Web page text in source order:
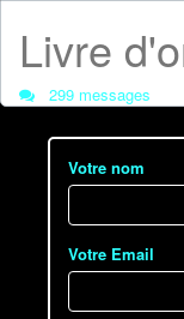
Livre
299 messages
Votre nom
Votre Email